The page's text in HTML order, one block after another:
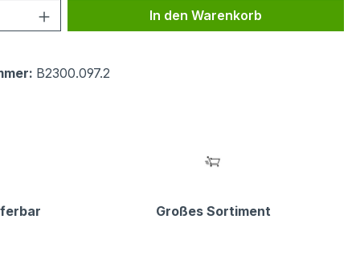
Anzahl: Gib den gewünschten Wert
In den Warenkorb
B2300.097.2
Großes Sortiment